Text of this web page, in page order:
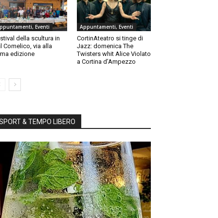
Eventi
della scultura in
Comelico, via alla
edizione
Appuntamenti, Eventi
CortinAteatro si tinge di
Jazz: domenica The
Twisters whit Alice Violato
a Cortina d’Ampezzo
& TEMPO LIBERO